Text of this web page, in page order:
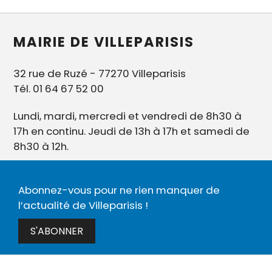
MAIRIE DE VILLEPARISIS
32 rue de Ruzé - 77270 Villeparisis
Tél. 01 64 67 52 00
Lundi, mardi, mercredi et vendredi de 8h30 à
17h en continu. Jeudi de 13h à 17h et samedi de
8h30 à 12h.
Abonnez-vous pour ne rien manquer de
l’actualité de Villeparisis !
S'ABONNER